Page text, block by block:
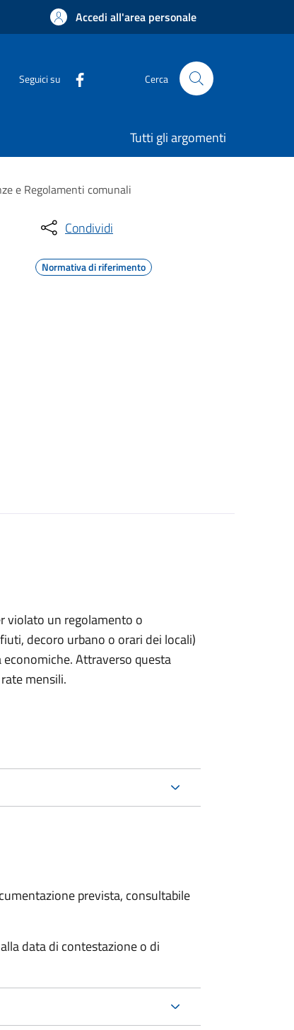
Accedi all'area personale
Seguici su Cerca
Tutti gli argomenti
e Regolamenti comunali
Condividi
Normativa di riferimento
violato un regolamento o
decoro urbano o orari dei locali)
Attraverso questa
mensili.
prevista, consultabile
data di contestazione o di